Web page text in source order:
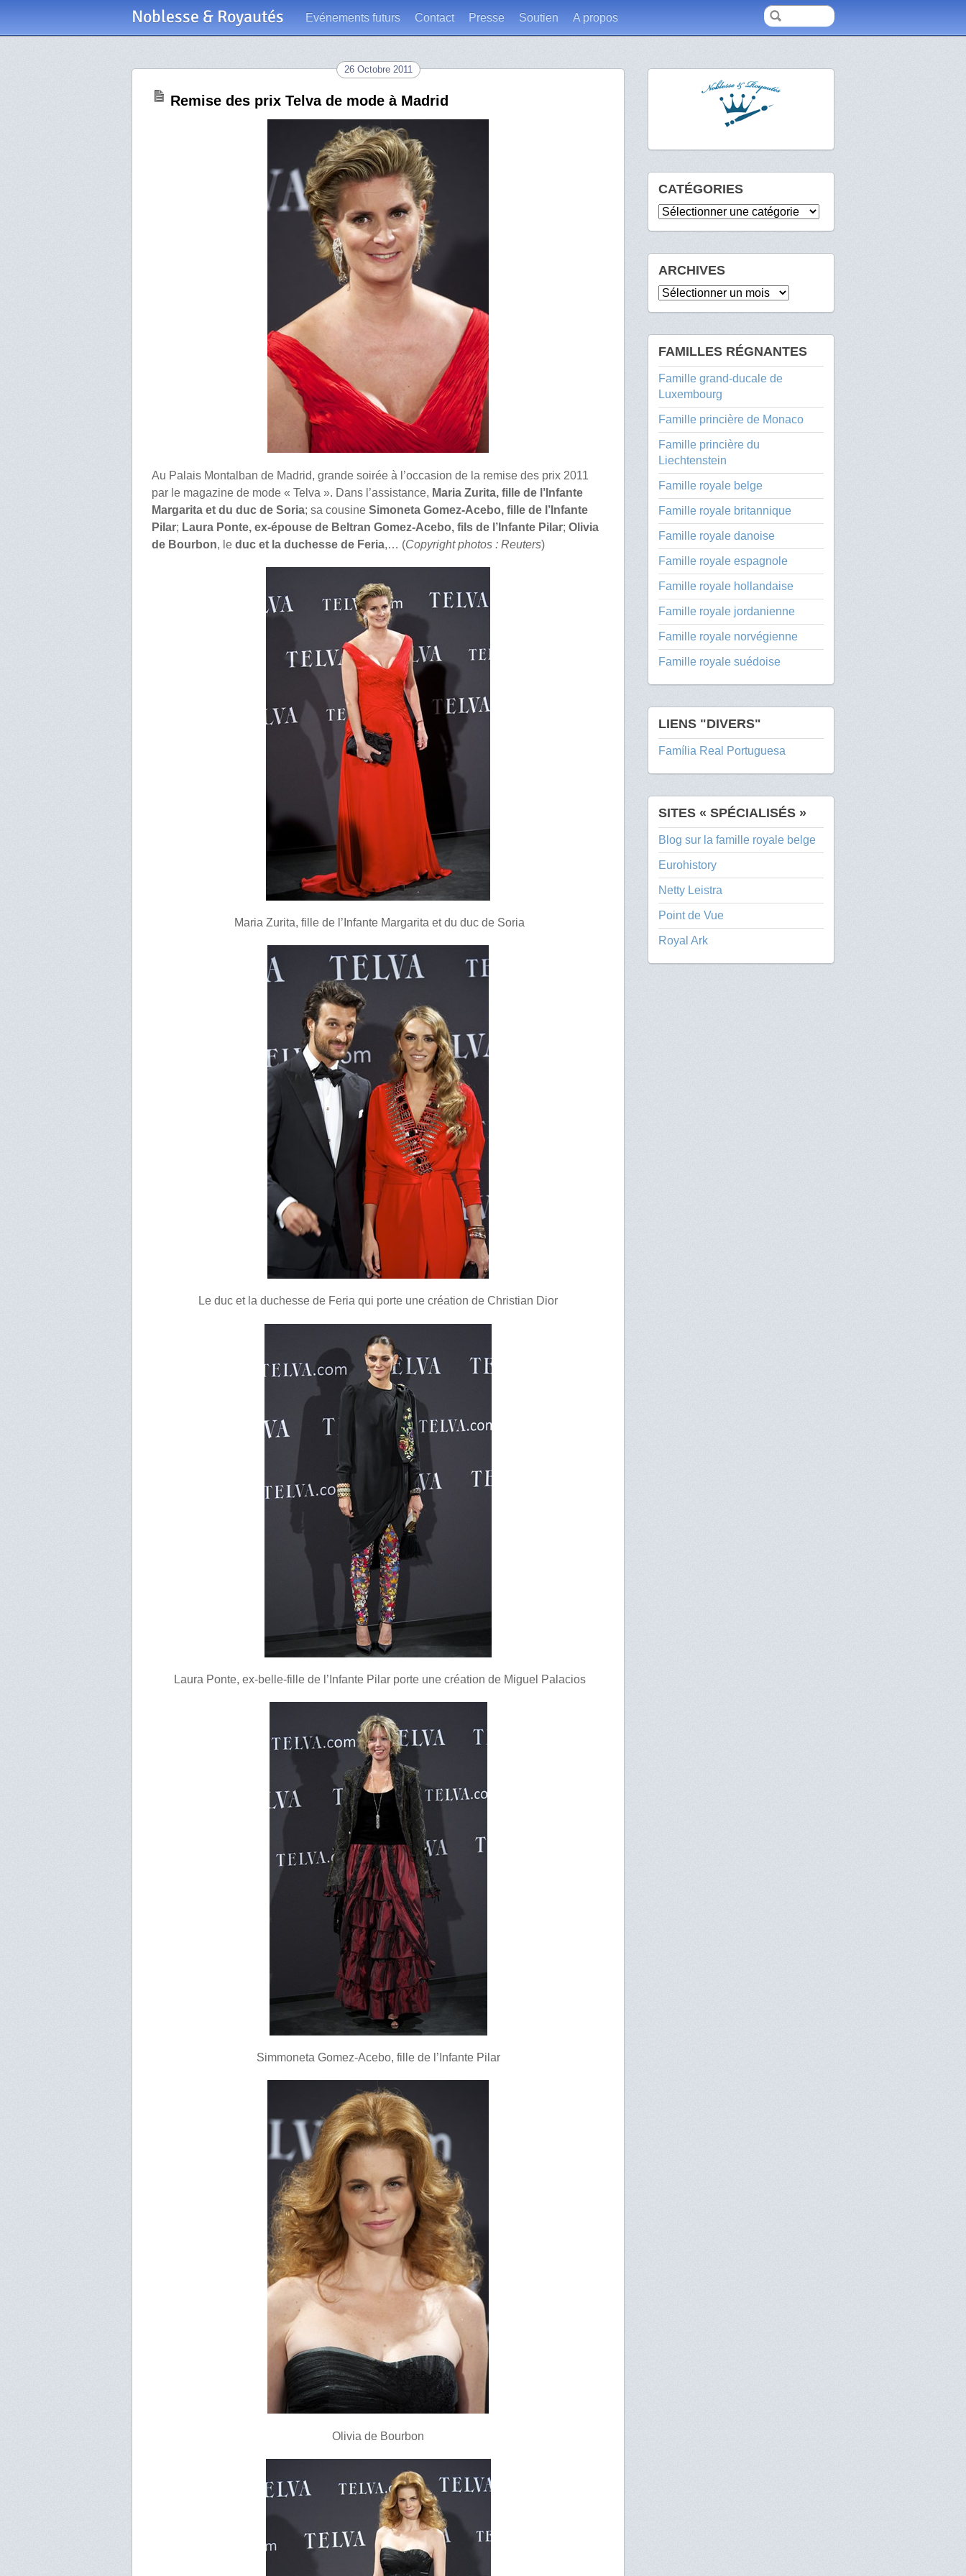
Noblesse & Royautés Evénements futurs Contact Presse Soutien A propos
26 Octobre 2011
Remise des prix Telva de mode à Madrid
Au Palais Montalban de Madrid, grande soirée à l’occasion de la remise des prix 2011
par le magazine de mode « Telva ». Dans l’assistance, Maria Zurita, fille de l’Infante
Margarita et du duc de Soria; sa cousineSimoneta Gomez-Acebo, fille de l’Infante
Pilar; Laura Ponte, ex-épouse de Beltran Gomez-Acebo, fils de l’Infante Pilar;Olivia
de Bourbon, leduc et la duchesse de Feria,… (Copyright photos : Reuters)
Maria Zurita, fille de l’Infante Margarita et du duc de Soria
Le duc et la duchesse de Feria qui porte une création de Christian Dior
Laura Ponte, ex-belle-fille de l’Infante Pilar porte une création de Miguel Palacios
Simmoneta Gomez-Acebo, fille de l’Infante Pilar
Olivia de Bourbon
CATÉGORIES
Catégories
ARCHIVES
Archives
FAMILLES RÉGNANTES
Famille grand-ducale de
Luxembourg
Famille princière de Monaco
Famille princière du
Liechtenstein
Famille royale belge
Famille royale britannique
Famille royale danoise
Famille royale espagnole
Famille royale hollandaise
Famille royale jordanienne
Famille royale norvégienne
Famille royale suédoise
LIENS "DIVERS"
Família Real Portuguesa
SITES « SPÉCIALISÉS »
Blog sur la famille royale belge
Eurohistory
Netty Leistra
Point de Vue
Royal Ark